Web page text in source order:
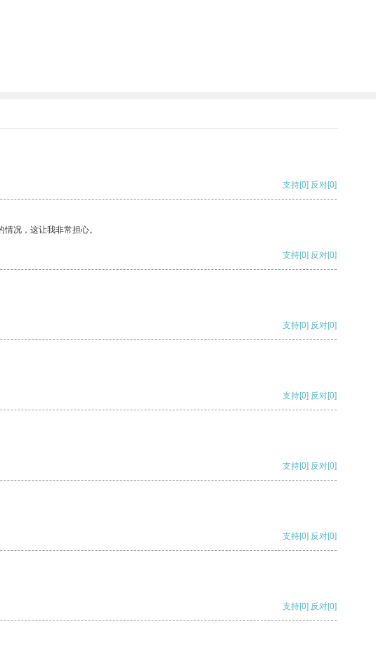
支持[0] 反对[0]
况，这让我非常担心。
支持[0] 反对[0]
支持[0] 反对[0]
支持[0] 反对[0]
支持[0] 反对[0]
支持[0] 反对[0]
支持[0] 反对[0]